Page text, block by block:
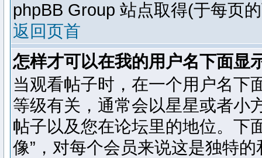
phpBB Group 站点取得(于每页
返回页首
怎样才可以在我的用户名下面显
当观看帖子时，在一个用户名下
等级有关，通常会以星星或者小
帖子以及您在论坛里的地位。下
像”，对每个会员来说这是独特